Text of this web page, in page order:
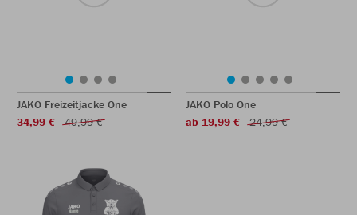
JAKO Freizeitjacke One
34,99 €
49,99 €
JAKO Polo One
ab 19,99 €
24,99 €